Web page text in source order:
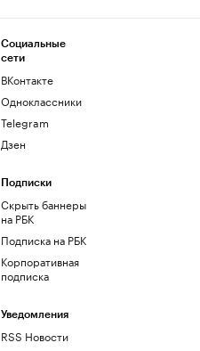
Социальные
сети
ВКонтакте
Одноклассники
Telegram
Дзен
Подписки
Скрыть баннеры
на РБК
Подписка на РБК
Корпоративная
подписка
Уведомления
RSS Новости